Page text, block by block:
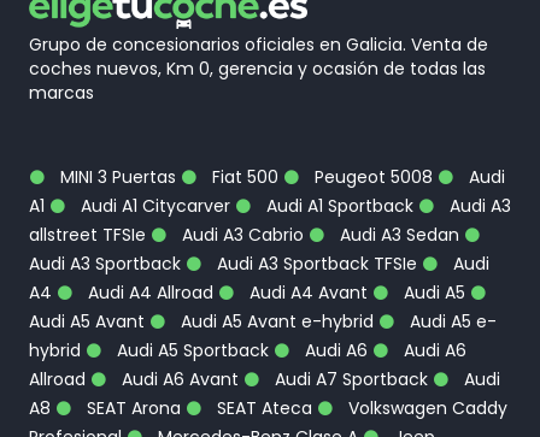
Grupo de concesionarios oficiales en Galicia. Venta de
coches nuevos, Km 0, gerencia y ocasión de todas las
marcas
MINI 3 Puertas Fiat 500 Peugeot 5008
Audi
A1
Audi A1 Citycarver Audi A1 Sportback
Audi A3
allstreet TFSIe
Audi A3 Cabrio
Audi A3 Sedan
Audi A3 Sportback
Audi A3 Sportback TFSIe
Audi
A4
Audi A4 Allroad Audi A4 Avant
Audi A5
Audi A5 Avant
Audi A5 Avant e-hybrid
Audi A5 e-
hybrid
Audi A5 Sportback Audi A6
Audi A6
Allroad
Audi A6 Avant Audi A7 Sportback
Audi
A8
SEAT Arona SEAT Ateca
Volkswagen Caddy